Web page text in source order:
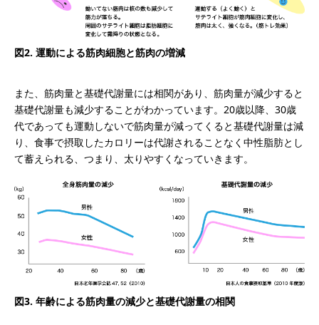
図2. 運動による筋肉細胞と筋肉の増減
また、筋肉量と基礎代謝量には相関があり、筋肉量が減少すると
基礎代謝量も減少することがわかっています。20歳以降、30歳
代であっても運動しないで筋肉量が減ってくると基礎代謝量は減
り、食事で摂取したカロリーは代謝されることなく中性脂肪とし
て蓄えられる、つまり、太りやすくなっていきます。
図3. 年齢による筋肉量の減少と基礎代謝量の相関